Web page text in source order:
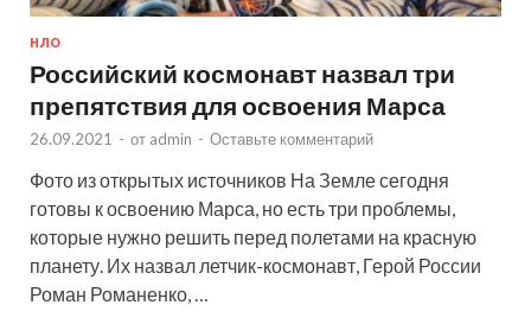
НЛО
Российский космонавт назвал три
препятствия для освоения Марса
26.09.2021 - от admin - Оставьте комментарий
Фото из открытых источников На Земле сегодня
готовы к освоению Марса, но есть три проблемы,
которые нужно решить перед полетами на красную
планету. Их назвал летчик-космонавт, Герой России
Роман Романенко, …